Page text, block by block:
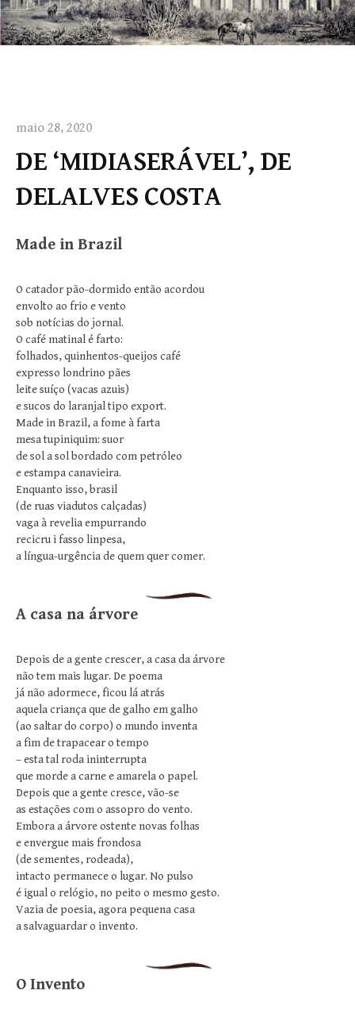
maio 28, 2020
DE ‘MIDIASERÁVEL’, DE
DELALVES COSTA
Made in Brazil
O catador pão-dormido então acordou
envolto ao frio e vento
sob notícias do jornal.
O café matinal é farto:
folhados, quinhentos-queijos café
expresso londrino pães
leite suíço (vacas azuis)
e sucos do laranjal tipo export.
Made in Brazil, a fome à farta
mesa tupiniquim: suor
de sol a sol bordado com petróleo
e estampa canavieira.
Enquanto isso, brasil
(de ruas viadutos calçadas)
vaga à revelia empurrando
recicru i fasso linpesa,
a língua-urgência de quem quer comer.
A casa na árvore
Depois de a gente crescer, a casa da árvore
não tem mais lugar. De poema
já não adormece, ficou lá atrás
aquela criança que de galho em galho
(ao saltar do corpo) o mundo inventa
a fim de trapacear o tempo
– esta tal roda ininterrupta
que morde a carne e amarela o papel.
Depois que a gente cresce, vão-se
as estações com o assopro do vento.
Embora a árvore ostente novas folhas
e envergue mais frondosa
(de sementes, rodeada),
intacto permanece o lugar. No pulso
é igual o relógio, no peito o mesmo gesto.
Vazia de poesia, agora pequena casa
a salvaguardar o invento.
O Invento